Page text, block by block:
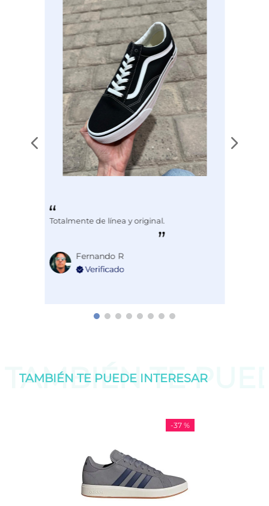
estrellas
0
estrellas
0
estrellas
0
0
Ordenar las opiniones
Respuesta de
impuls.com.mx
¡Hola!
Agradecemos
mucho tu
comentario
sobre la calidad
de nuestros
productos. Nos
alegra saber
que has tenido
una buena
experiencia. Si
tienes más
opiniones o
preguntas, no
Totalmente de línea y original.
Fernando R
TAMBIÉN TE
TAMBIÉN TE PUEDE INTERESAR
-37 %